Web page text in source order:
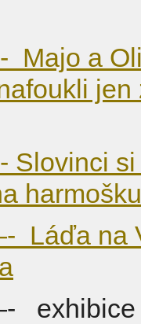
Majo a
jen
Slovinci si
harmošku
Láďa na
exhibice